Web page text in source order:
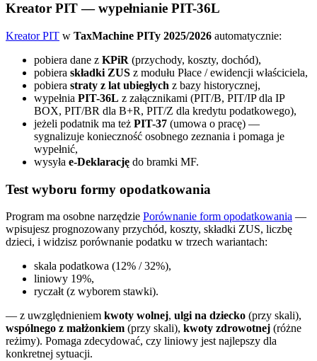
Kreator PIT — wypełnianie PIT-36L
Kreator PIT w TaxMachine PITy 2025/2026 automatycznie:
pobiera dane z KPiR (przychody, koszty, dochód),
pobiera składki ZUS z modułu Płace / ewidencji właściciela,
pobiera straty z lat ubiegłych z bazy historycznej,
wypełnia PIT-36L z załącznikami (PIT/B, PIT/IP dla IP
BOX, PIT/BR dla B+R, PIT/Z dla kredytu podatkowego),
jeżeli podatnik ma też PIT-37 (umowa o pracę) —
sygnalizuje konieczność osobnego zeznania i pomaga je
wypełnić,
wysyła e-Deklarację do bramki MF.
Test wyboru formy opodatkowania
Program ma osobne narzędzie Porównanie form opodatkowania —
wpisujesz prognozowany przychód, koszty, składki ZUS, liczbę
dzieci, i widzisz porównanie podatku w trzech wariantach:
skala podatkowa (12% / 32%),
liniowy 19%,
ryczałt (z wyborem stawki).
— z uwzględnieniem kwoty wolnej, ulgi na dziecko (przy skali),
wspólnego z małżonkiem (przy skali), kwoty zdrowotnej (różne
reżimy). Pomaga zdecydować, czy liniowy jest najlepszy dla
konkretnej sytuacji.